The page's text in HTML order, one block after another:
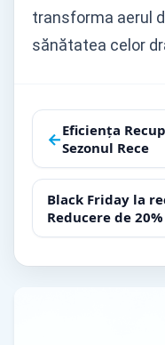
transforma aerul
sănătatea celor
Navigare
în
articole
←Eficiența
Sezonul Rece
Black Friday la
Reducere de
noiembrie!